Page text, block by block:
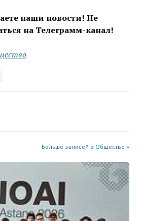
наши новости! Не
на Телеграмм-канал!
Больше записей в Общество »